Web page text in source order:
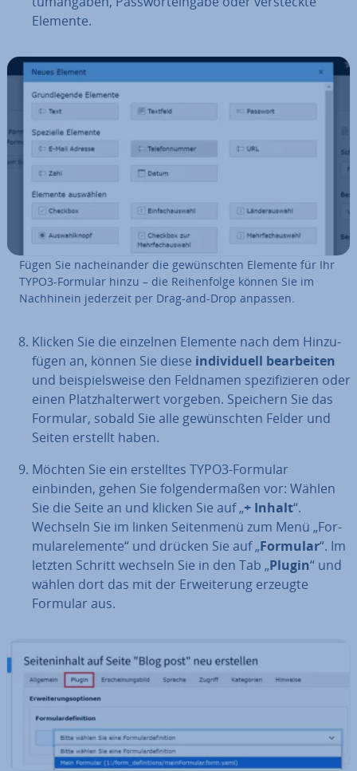
Elemente.
Fügen Sie nach­ein­an­der die ge­wünsch­ten Elemente für Ihr
TYPO3-Formular hinzu – die Rei­hen­fol­ge können Sie im
Nach­hin­ein jederzeit per Drag-and-Drop anpassen.
Klicken Sie die einzelnen Elemente nach dem Hin­zu­
fü­gen an, können Sie diese in­di­vi­du­ell be­ar­bei­ten
und bei­spiels­wei­se den Feldnamen spe­zi­fi­zie­ren oder
einen Platz­hal­ter­wert vorgeben. Speichern Sie das
Formular, sobald Sie alle ge­wünsch­ten Felder und
Seiten erstellt haben.
Möchten Sie ein er­stell­tes TYPO3-Formular
einbinden, gehen Sie fol­gen­der­ma­ßen vor: Wählen
Sie die Seite an und klicken Sie auf „+ Inhalt“.
Wechseln Sie im linken Sei­ten­me­nü zum Menü „For­
mu­lar­ele­men­te“ und drücken Sie auf „Formular“. Im
letzten Schritt wechseln Sie in den Tab „Plugin“ und
wählen dort das mit der Er­wei­te­rung erzeugte
Formular aus.